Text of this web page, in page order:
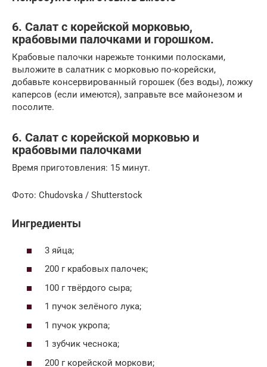
6. Салат с корейской морковью,
крабовыми палочками и горошком.
Крабовые палочки нарежьте тонкими полосками,
выложите в салатник с морковью по-корейски,
добавьте консервированный горошек (без воды), ложку
каперсов (если имеются), заправьте все майонезом и
посолите.
6. Салат с корейской морковью и
крабовыми палочками
Время приготовления: 15 минут.
Фото: Chudovska / Shutterstock
Ингредиенты
3 яйца;
200 г крабовых палочек;
100 г твёрдого сыра;
1 пучок зелёного лука;
1 пучок укропа;
1 зубчик чеснока;
200 г корейской моркови;